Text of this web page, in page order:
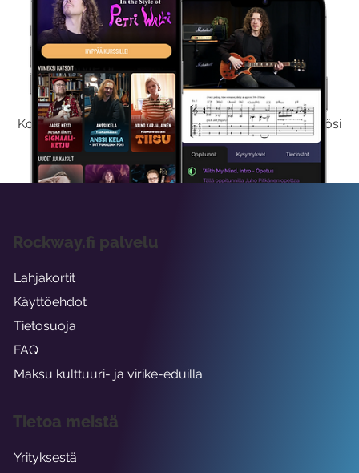
Kokeile Ilmaiseksi
Kokeilemalla ilmaiseksi saat koko sisältömme käyttöösi
viikon ajaksi.
Rockway.fi palvelu
Lahjakortit
Käyttöehdot
Tietosuoja
FAQ
Maksu kulttuuri- ja virike-eduilla
Tietoa meistä
Yrityksestä